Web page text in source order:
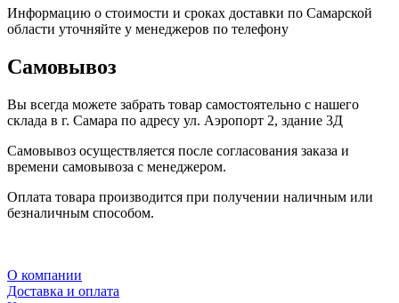
Информацию о стоимости и сроках доставки по Самарской
области уточняйте у менеджеров по телефону
Самовывоз
Вы всегда можете забрать товар самостоятельно с нашего
склада в г. Самара по адресу ул. Аэропорт 2, здание 3Д
Самовывоз осуществляется после согласования заказа и
времени самовывоза с менеджером.
Оплата товара производится при получении наличным или
безналичным способом.
О компании
Доставка и оплата